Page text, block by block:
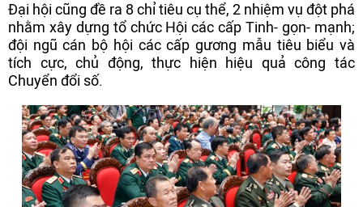
Đại hội cũng đề ra 8 chỉ tiêu cụ thể, 2 nhiệm vụ đột phá
nhằm xây dựng tổ chức Hội các cấp Tinh- gọn- mạnh;
đội ngũ cán bộ hội các cấp gương mẫu tiêu biểu và
tích cực, chủ động, thực hiện hiệu quả công tác
Chuyển đổi số.